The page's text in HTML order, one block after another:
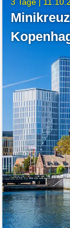
3 Tage |